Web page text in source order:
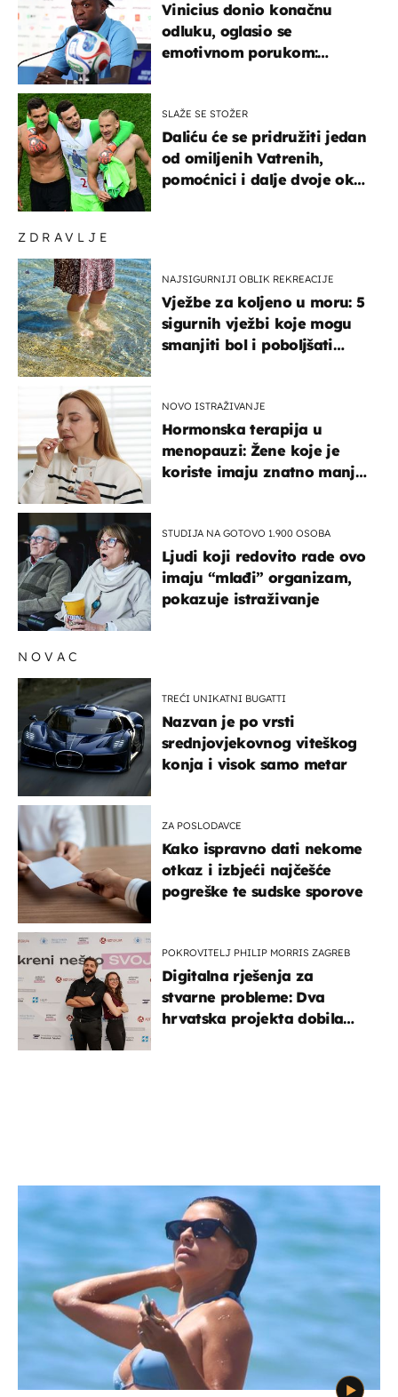
ZDRAVLJE
NAJSIGURNIJI OBLIK REKREACIJE
Vježbe za koljeno u moru: 5
sigurnih vježbi koje mogu
smanjiti bol i poboljšati
NOVO ISTRAŽIVANJE
Hormonska terapija u
menopauzi: Žene koje je
koriste imaju znatno manji
STUDIJA NA GOTOVO 1.900 OSOBA
Ljudi koji redovito rade ovo
imaju “mlađi” organizam,
pokazuje istraživanje
Vinicius donio konačnu
odluku, oglasio se
emotivnom porukom:
SLAŽE SE STOŽER
Daliću će se pridružiti jedan
od omiljenih Vatrenih,
pomoćnici i dalje dvoje oko
NOVAC
TREĆI UNIKATNI BUGATTI
Nazvan je po vrsti
srednjovjekovnog viteškog
konja i visok samo metar
ZA POSLODAVCE
Kako ispravno dati nekome
otkaz i izbjeći najčešće
pogreške te sudske sporove
POKROVITELJ PHILIP MORRIS ZAGREB
Digitalna rješenja za
stvarne probleme: Dva
hrvatska projekta dobila